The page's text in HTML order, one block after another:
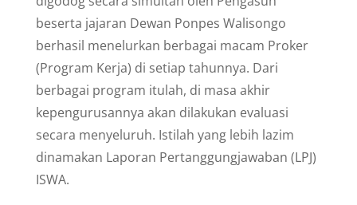
beserta jajaran Dewan Ponpes Walisongo
berhasil menelurkan berbagai macam Proker
(Program Kerja) di setiap tahunnya. Dari
berbagai program itulah, di masa akhir
kepengurusannya akan dilakukan evaluasi
secara menyeluruh. Istilah yang lebih lazim
dinamakan Laporan Pertanggungjawaban (LPJ)
ISWA.